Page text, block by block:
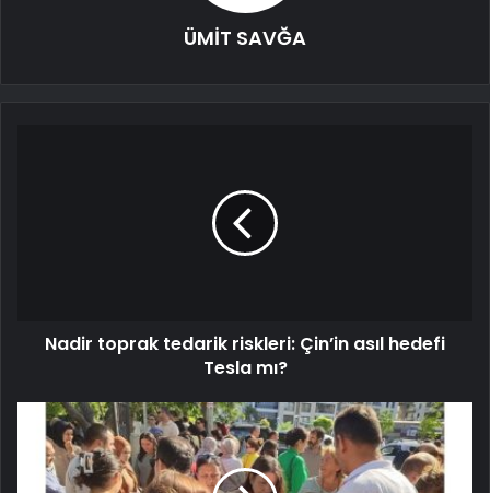
ÜMİT SAVĞA
Nadir toprak tedarik riskleri: Çin’in asıl hedefi
Tesla mı?